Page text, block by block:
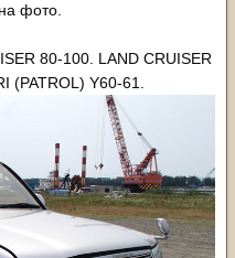
фото.
80-100. LAND CRUISER
(PATROL) Y60-61.